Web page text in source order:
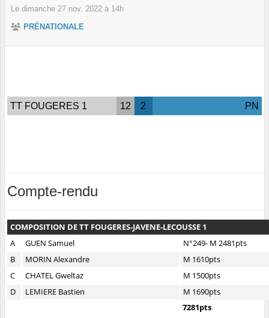
Le dimanche 27 nov. 2022 à 14h
PRÉNATIONALE
TT FOUGERES 1 12 2 PN
Compte-rendu
COMPOSITION DE TT FOUGERES-JAVENE-LECOUSSE 1
A
GUEN Samuel
N°249- M 2481pts
B
MORIN Alexandre
M 1610pts
C
CHATEL Gweltaz
M 1500pts
D
LEMIERE Bastien
M 1690pts
7281pts